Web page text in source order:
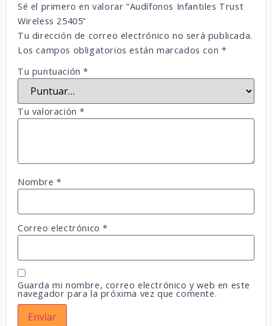
Sé el primero en valorar “Audífonos Infantiles Trust
Wireless 25405”
Tu dirección de correo electrónico no será publicada.
Los campos obligatorios están marcados con *
Tu puntuación*
Tu valoración*
Nombre*
Correo electrónico*
Guarda mi nombre, correo electrónico y web en este
navegador para la próxima vez que comente.